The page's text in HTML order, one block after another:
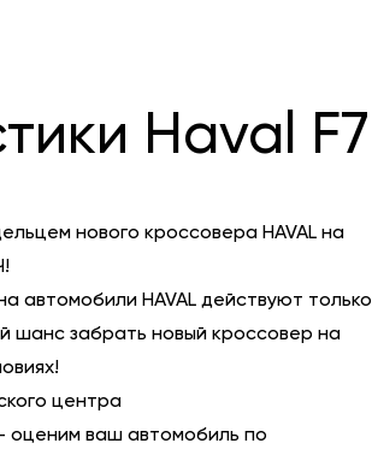
Haval F7
нового кроссовера HAVAL на
автомобили HAVAL действуют только
шанс забрать новый кроссовер на
центра
оценим ваш автомобиль по